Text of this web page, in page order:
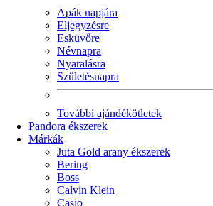
Apák napjára
Eljegyzésre
Esküvőre
Névnapra
Nyaralásra
Születésnapra
További ajándékötletek
Pandora ékszerek
Márkák
Juta Gold arany ékszerek
Bering
Boss
Calvin Klein
Casio